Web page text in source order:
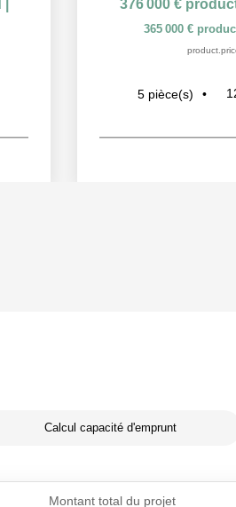
376 000 €
365 000 €
5 pièce(s)
Calcul capacité d'emprunt